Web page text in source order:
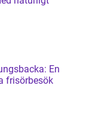
En
frisörbesök